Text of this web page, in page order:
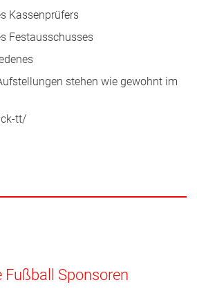
stehen wie gewohnt im
tt/
Fußball Sponsoren